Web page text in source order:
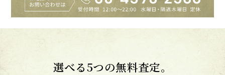
選べる5つの無料査定。